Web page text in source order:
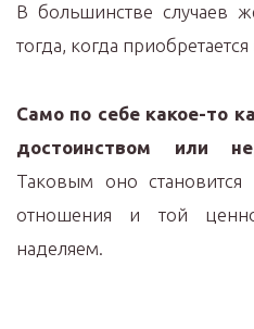
В большинстве случаев
тогда, когда
Само по себе какое-то
достоинством или
Таковым оно
отношения и той
наделяем.